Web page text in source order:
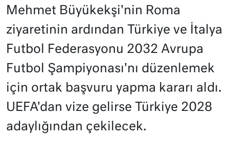
Mehmet Büyükekşi'nin Roma
ziyaretinin ardından Türkiye ve İtalya
Futbol Federasyonu 2032 Avrupa
Futbol Şampiyonası'nı düzenlemek
için ortak başvuru yapma kararı aldı.
UEFA'dan vize gelirse Türkiye 2028
adaylığından çekilecek.